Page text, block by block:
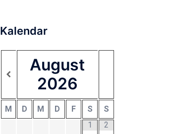
Kalendar
August
2026
M D M D F S
S
1
2